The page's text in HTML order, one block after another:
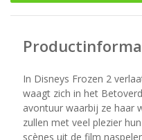
In Disneys Frozen 2
waagt zich in het
avontuur waarbij ze haar
zullen met veel plezier
scènes uit de film